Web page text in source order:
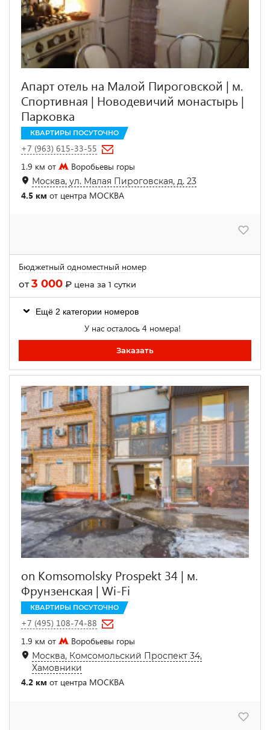
Апарт отель на Малой Пироговской | м.
Спортивная | Новодевичий монастырь |
Парковка
КВАРТИРЫ ПОСУТОЧНО
+7 (963) 615-33-55
1.9 км от
Воробьевы горы
Москва, ул. Малая Пироговская, д. 23
4.5 км от центра МОСКВА
Бюджетный одноместный номер
от3 000 ₽ цена за 1 сутки
Ещё 2 категории номеров
У нас осталось 4 номера!
Заказать
on Komsomolsky Prospekt 34 | м.
Фрунзенская | Wi-Fi
КВАРТИРЫ ПОСУТОЧНО
+7 (495) 108-74-88
1.9 км от
Воробьевы горы
Москва, Комсомольский Проспект 34,
Хамовники
4.2 км от центра МОСКВА